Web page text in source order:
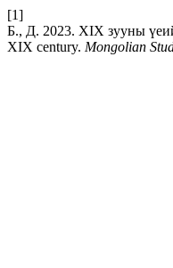
[1]
Б., Д. 2023. XIX зууны
XIX century. Mongolian